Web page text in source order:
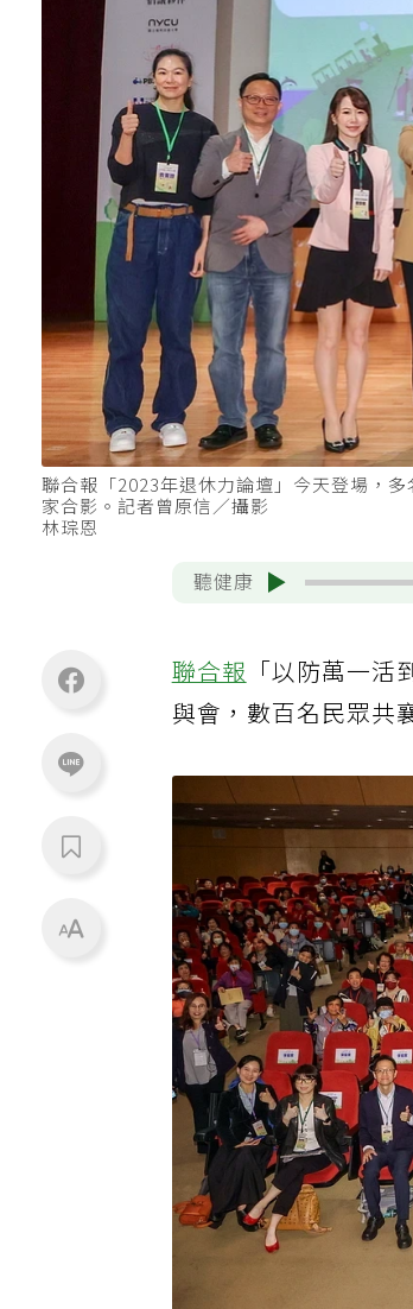
聯合報「2023年退休力論壇」今天登場，
家合影。記者曾原信／攝影
林琮恩
聽健康
聯合報 「以防萬一
與會，數百名民眾共